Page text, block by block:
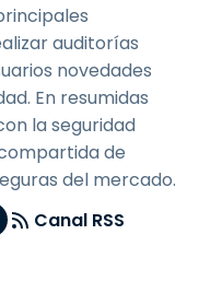
auditorías
novedades
En resumidas
la seguridad
de
del mercado.
Canal RSS